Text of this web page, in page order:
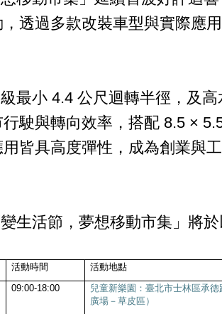
透過多款改裝車型與實際應
最小 4.4 公尺迴轉半徑，及
駛與轉向效率，搭配 8.5 ×
皆具高度彈性，成為創業與
變生活節，夢想移動市集」將
活動時間
活動地點
09:00-18:00
兒童新樂園：臺北市士林區承德
廣場－草皮區）